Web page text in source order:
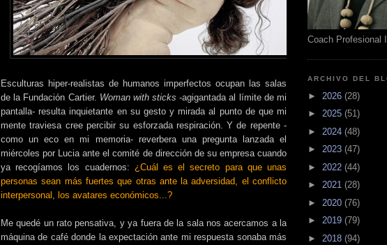
Esculturas hiper-realistas de humanos imperfectos ocupan las salas
de la Fundación Cartier. Woman with sticks -agigantada al límite de mi
pantalla- resulta inquietante en su gesto y mirada al punto de que mi
mente traviesa cree percibir su esforzada respiración. Y de repente -
como un eco en mi memoria- reverbera una pregunta lanzada el
miércoles por Lucia ante el comité de dirección de su empresa cuando
ya recogíamos los cuadernos: ¿Cuál es el secreto para que unas
personas sean más fuertes que otras ante la adversidad, el conflicto
interpersonal, los avatares económicos...?
Me quedé un rato pensativa, y ya fuera de la sala nos acercamos a la
máquina de café donde la expectación ante mi respuesta sonaba más
Coach Profesional
ARCHIVO DEL
► 2026 (28)
► 2025 (51)
► 2024 (48)
► 2023 (47)
► 2022 (44)
► 2021 (28)
► 2020 (76)
► 2019 (79)
► 2018 (94)